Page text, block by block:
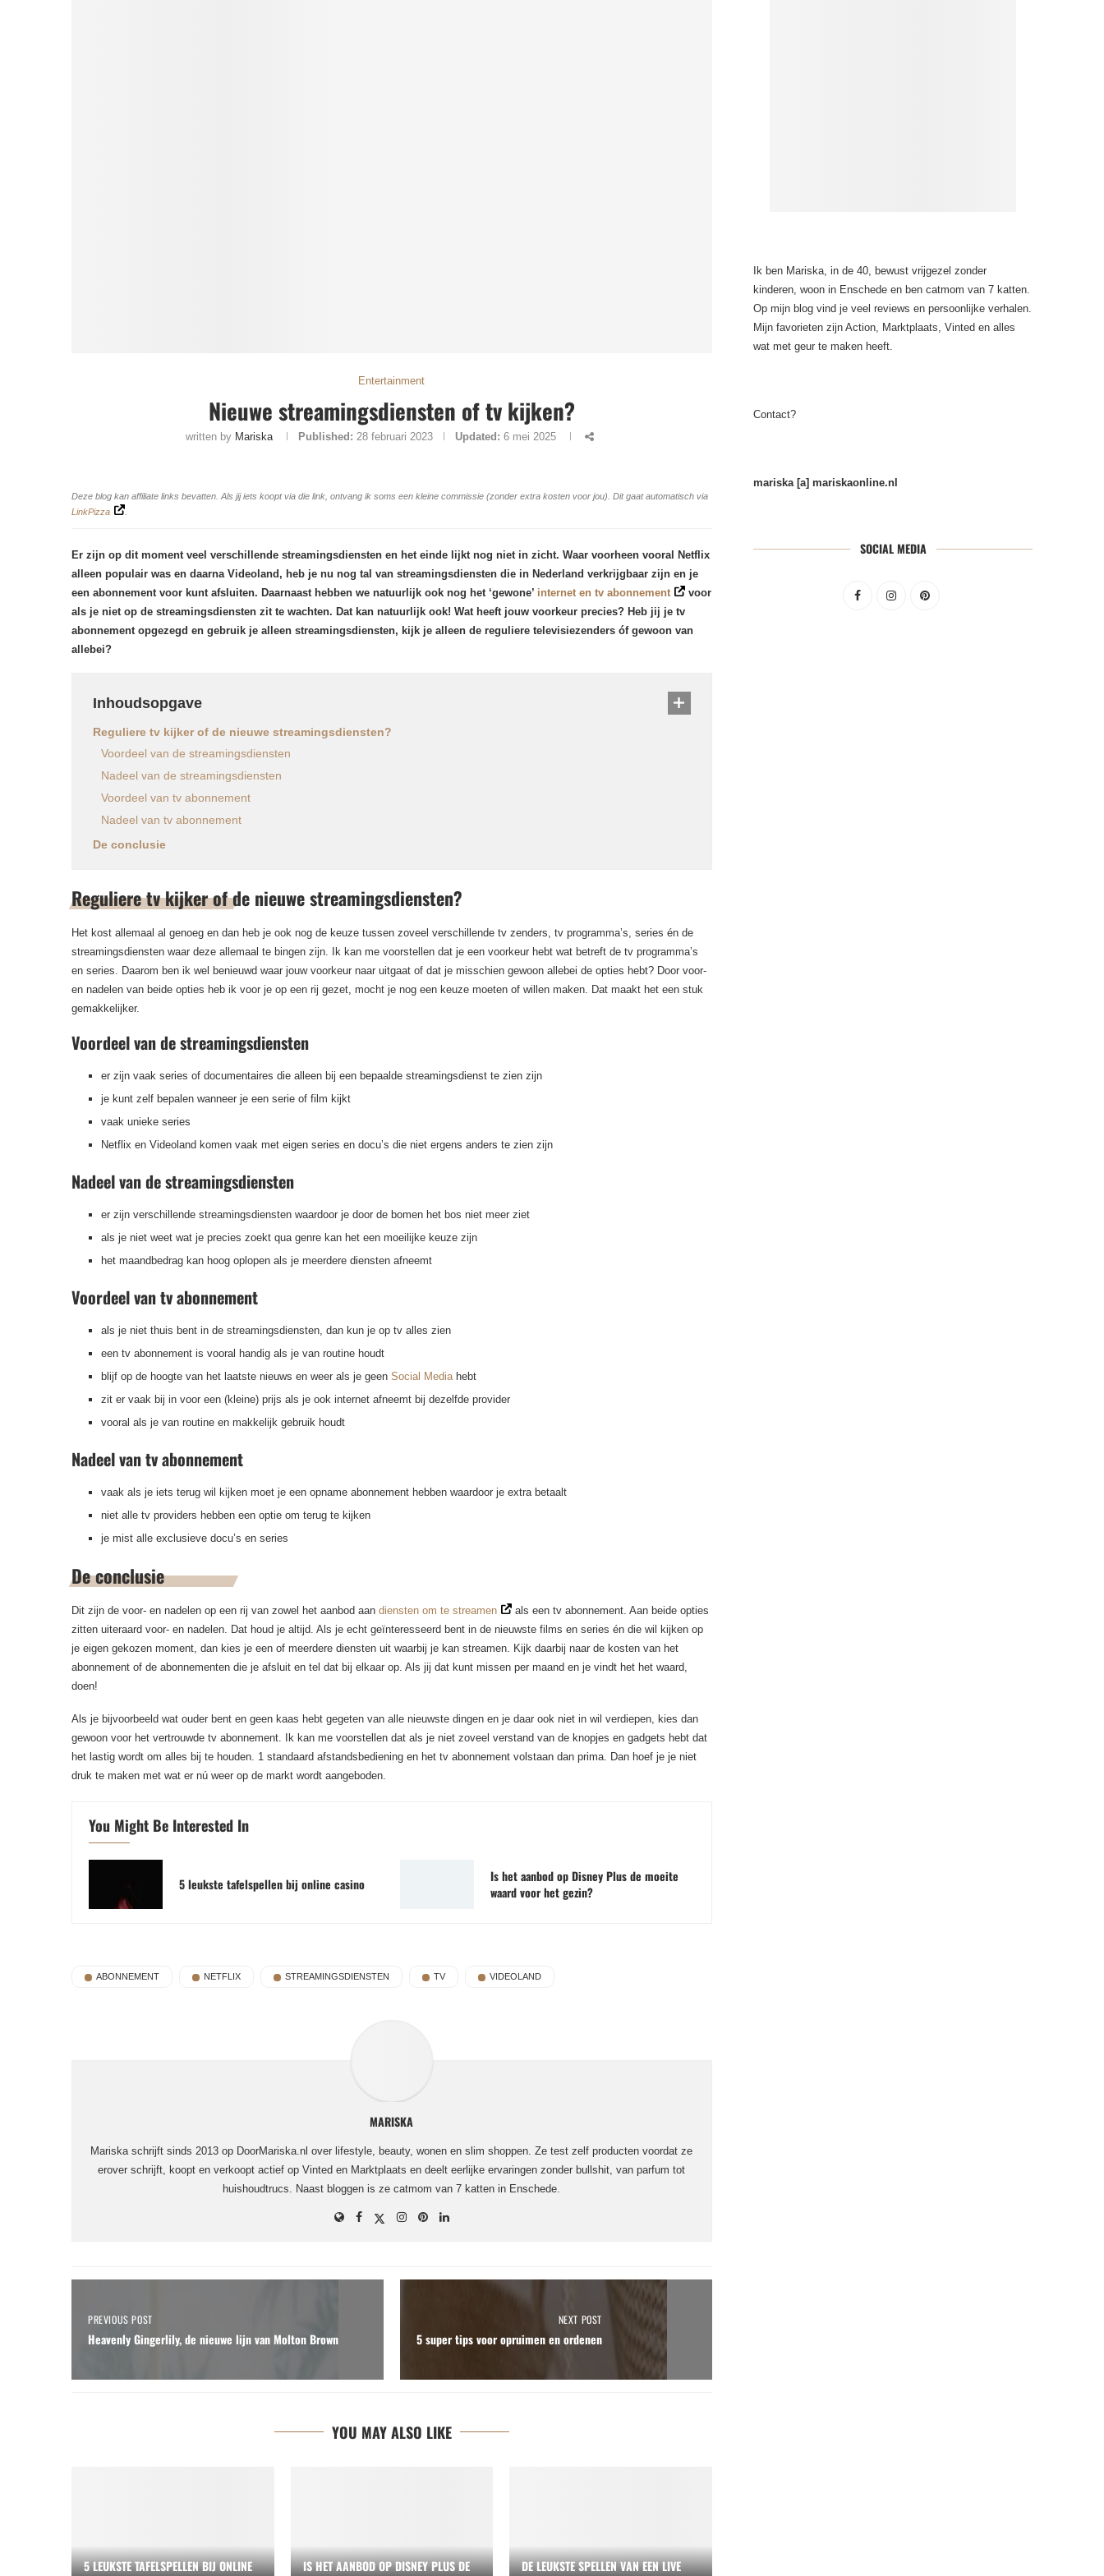
Entertainment
Nieuwe streamingsdiensten of tv kijken?
written by Mariska Published: 28 februari 2023 Updated: 6 mei 2025
Deze blog kan affiliate links bevatten. Als jij iets koopt via die link, ontvang ik soms een kleine commissie (zonder extra kosten voor jou). Dit gaat automatisch via
LinkPizza
Er zijn op dit moment veel verschillende streamingsdiensten en het einde lijkt nog niet in zicht. Waar voorheen vooral Netflix
alleen populair was en daarna Videoland, heb je nu nog tal van streamingsdiensten die in Nederland verkrijgbaar zijn en je
een abonnement voor kunt afsluiten. Daarnaast hebben we natuurlijk ook nog het ‘gewone’ internet en tv abonnement
voor
als je niet op de streamingsdiensten zit te wachten. Dat kan natuurlijk ook! Wat heeft jouw voorkeur precies? Heb jij je tv
abonnement opgezegd en gebruik je alleen streamingsdiensten, kijk je alleen de reguliere televisiezenders óf gewoon van
allebei?
Inhoudsopgave
Reguliere tv kijker of de nieuwe streamingsdiensten?
Voordeel van de streamingsdiensten
Nadeel van de streamingsdiensten
Voordeel van tv abonnement
Nadeel van tv abonnement
De conclusie
Reguliere tv kijker of de nieuwe streamingsdiensten?
Het kost allemaal al genoeg en dan heb je ook nog de keuze tussen zoveel verschillende tv zenders, tv programma’s, series én de
streamingsdiensten waar deze allemaal te bingen zijn. Ik kan me voorstellen dat je een voorkeur hebt wat betreft de tv programma’s
en series. Daarom ben ik wel benieuwd waar jouw voorkeur naar uitgaat of dat je misschien gewoon allebei de opties hebt? Door voor-
en nadelen van beide opties heb ik voor je op een rij gezet, mocht je nog een keuze moeten of willen maken. Dat maakt het een stuk
gemakkelijker.
Voordeel van de streamingsdiensten
er zijn vaak series of documentaires die alleen bij een bepaalde streamingsdienst te zien zijn
je kunt zelf bepalen wanneer je een serie of film kijkt
vaak unieke series
Netflix en Videoland komen vaak met eigen series en docu’s die niet ergens anders te zien zijn
Nadeel van de streamingsdiensten
er zijn verschillende streamingsdiensten waardoor je door de bomen het bos niet meer ziet
als je niet weet wat je precies zoekt qua genre kan het een moeilijke keuze zijn
het maandbedrag kan hoog oplopen als je meerdere diensten afneemt
Voordeel van tv abonnement
als je niet thuis bent in de streamingsdiensten, dan kun je op tv alles zien
een tv abonnement is vooral handig als je van routine houdt
blijf op de hoogte van het laatste nieuws en weer als je geen Social Media hebt
zit er vaak bij in voor een (kleine) prijs als je ook internet afneemt bij dezelfde provider
vooral als je van routine en makkelijk gebruik houdt
Nadeel van tv abonnement
vaak als je iets terug wil kijken moet je een opname abonnement hebben waardoor je extra betaalt
niet alle tv providers hebben een optie om terug te kijken
je mist alle exclusieve docu’s en series
De conclusie
Dit zijn de voor- en nadelen op een rij van zowel het aanbod aan diensten om te streamen
als een tv abonnement. Aan beide opties
zitten uiteraard voor- en nadelen. Dat houd je altijd. Als je echt geïnteresseerd bent in de nieuwste films en series én die wil kijken op
je eigen gekozen moment, dan kies je een of meerdere diensten uit waarbij je kan streamen. Kijk daarbij naar de kosten van het
abonnement of de abonnementen die je afsluit en tel dat bij elkaar op. Als jij dat kunt missen per maand en je vindt het het waard,
doen!
Als je bijvoorbeeld wat ouder bent en geen kaas hebt gegeten van alle nieuwste dingen en je daar ook niet in wil verdiepen, kies dan
gewoon voor het vertrouwde tv abonnement. Ik kan me voorstellen dat als je niet zoveel verstand van de knopjes en gadgets hebt dat
het lastig wordt om alles bij te houden. 1 standaard afstandsbediening en het tv abonnement volstaan dan prima. Dan hoef je je niet
druk te maken met wat er nú weer op de markt wordt aangeboden.
You Might Be Interested In
5 leukste tafelspellen bij online casino
Is het aanbod op Disney Plus de moeite
waard voor het gezin?
ABONNEMENT NETFLIX STREAMINGSDIENSTEN TV VIDEOLAND
MARISKA
Mariska schrijft sinds 2013 op DoorMariska.nl over lifestyle, beauty, wonen en slim shoppen. Ze test zelf producten voordat ze
erover schrijft, koopt en verkoopt actief op Vinted en Marktplaats en deelt eerlijke ervaringen zonder bullshit, van parfum tot
huishoudtrucs. Naast bloggen is ze catmom van 7 katten in Enschede.
PREVIOUS POST
Heavenly Gingerlily, de nieuwe lijn van Molton Brown
NEXT POST
5 super tips voor opruimen en ordenen
YOU MAY ALSO LIKE
5 LEUKSTE TAFELSPELLEN BIJ ONLINE
IS HET AANBOD OP DISNEY PLUS DE
DE LEUKSTE SPELLEN VAN EEN LIVE
Ik ben Mariska, in de 40, bewust vrijgezel zonder
kinderen, woon in Enschede en ben catmom van 7 katten.
Op mijn blog vind je veel reviews en persoonlijke verhalen.
Mijn favorieten zijn Action, Marktplaats, Vinted en alles
wat met geur te maken heeft.
Contact?
mariska [a] mariskaonline.nl
SOCIAL MEDIA